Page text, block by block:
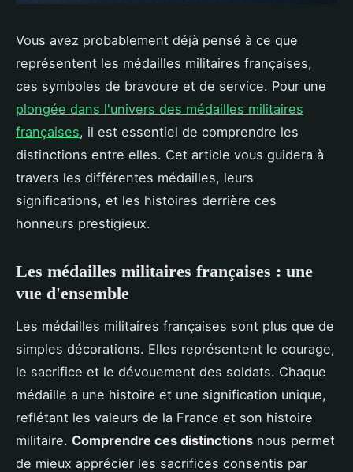
Vous avez probablement déjà pensé à ce que
représentent les médailles militaires françaises,
ces symboles de bravoure et de service. Pour une
plongée dans l'univers des médailles militaires
françaises, il est essentiel de comprendre les
distinctions entre elles. Cet article vous guidera à
travers les différentes médailles, leurs
significations, et les histoires derrière ces
honneurs prestigieux.
Les médailles militaires françaises : une
vue d'ensemble
Les médailles militaires françaises sont plus que de
simples décorations. Elles représentent le courage,
le sacrifice et le dévouement des soldats. Chaque
médaille a une histoire et une signification unique,
reflétant les valeurs de la France et son histoire
militaire. Comprendre ces distinctions nous permet
de mieux apprécier les sacrifices consentis par